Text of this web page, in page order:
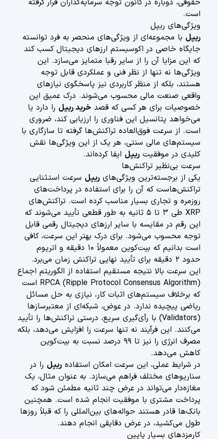
حقوقی، دوباره در کانون توجه سرمایه‌گذاران قرار گرفته
است.
ویژگی‌های ریپل
ریپل با مجموعه‌ای از ویژگی‌های منحصر به فرد توانسته
جایگاه خاصی در اکوسیستم ارزهای دیجیتال کسب کند
که این مزایا آن را از سایر رقبا متمایز می‌سازد. این
ویژگی‌ها نه تنها از نظر فنی و عملکردی قابل توجه
هستند، بلکه از منظر کاربردی نیز پاسخگوی نیازهای
واقعی صنعت مالی محسوب می‌شوند. درک عمیق این
خصوصیات برای هر کسی که قصد خرید ریپل را دارد یا
می‌خواهد پتانسیل این فناوری را ارزیابی کند، ضروری
است. از سرعت فوق‌العاده تراکنش‌ها گرفته تا سازگاری با
سیستم‌های مالی سنتی، هر یک از این ویژگی‌ها نقش
کلیدی در موفقیت ریپل ایفا کرده‌اند.
سرعت بی‌نظیر تراکنش‌ها
یکی از برجسته‌ترین ویژگی‌های ریپل سرعت استثنایی
تراکنش‌هاست که آن را برای استفاده در پرداخت‌های
روزمره و تجاری بسیار مناسب کرده است. تراکنش‌های
XRP طی ۳ تا ۵ ثانیه به طور قطعی تأیید می‌شوند که
این رقم در مقایسه با سایر ارزهای دیجیتال رقمی قابل
توجه محسوب می‌شود. برای درک بهتر این سرعت، کافی
است بدانیم که بیت‌کوین معمولاً ۱۰ دقیقه و اتریوم
حدود ۲ دقیقه برای تأیید نهایی تراکنش زمان می‌برد.
این سرعت بالا نتیجه مستقیم استفاده از الگوریتم اجماع
RPCA (Ripple Protocol Consensus Algorithm) است
که برخلاف سیستم‌های اثبات کار، نیازی به حل مسائل
ریاضی پیچیده ندارد. در عوض، شبکه‌ای از معتبرسازها
(Validators) با رأی‌گیری سریع، درستی تراکنش‌ها را تأیید
می‌کنند. این فرآیند نه تنها سرعت را افزایش می‌دهد، بلکه
مصرف انرژی را نیز تا ۹۹ درصد نسبت به بیت‌کوین
کاهش می‌دهد.
در شرایط عملی، این سرعت امکان استفاده ریپل را در
سناریوهای مختلف فراهم می‌سازد. به عنوان مثال، یک
مغازه‌دار می‌تواند در عرض چند ثانیه مطمئن شود که
پرداخت مشتری با موفقیت انجام شده است. همچنین
بانک‌ها قادر هستند حواله‌های بین‌المللی را که قبلاً روزها
طول می‌کشید، در عرض دقایقی انجام دهند.
کارمزدهای بسیار پایین